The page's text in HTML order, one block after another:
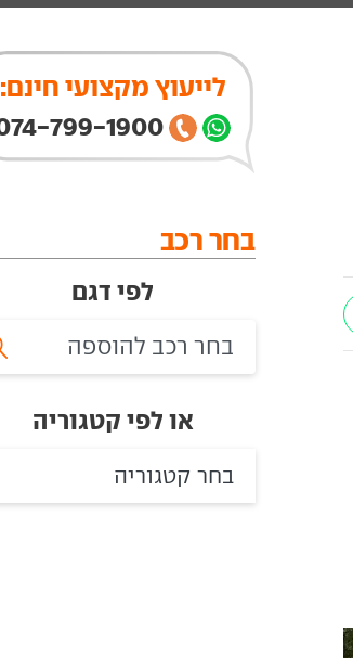
לייעוץ מקצועי חינם:
074-799-1900
בחר רכב
לפי דגם
או לפי קטגוריה
בחר קטגוריה